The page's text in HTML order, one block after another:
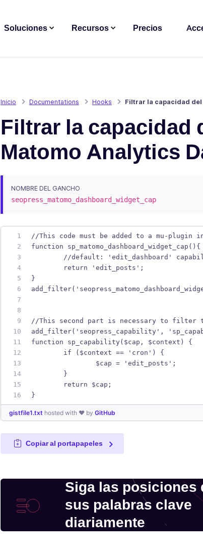
Soluciones Recursos Precios
Inicio Documentations Hooks Filtrar la capacidad
Filtrar la capacidad
Matomo Analytics
NOMBRE DEL GANCHO
seopress_matomo_dashboard_widget_cap
//This code must be added to a mu-plugin
function sp_matomo_dashboard_widget_cap(){
//default: 'edit_dashboard'
	return 'edit_posts';
}
//This second part is necessary to filter
add_filter('seopress_capability',
function sp_capability($cap, $context) {
	if ($context == 'cron') {
		$cap = 'edit_posts';
	}
	return $cap;
}
gistfile1.txt hosted with ❤ by GitHub
Copiar al portapapeles
Siga las posiciones
sus palabras clave
diariamente